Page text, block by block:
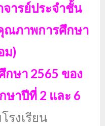
ารย์ประจำชั้น
ณภาพการศึกษา
ม)
กษา 2565 ของ
าปีที่ 2 และ 6
รงเรียน